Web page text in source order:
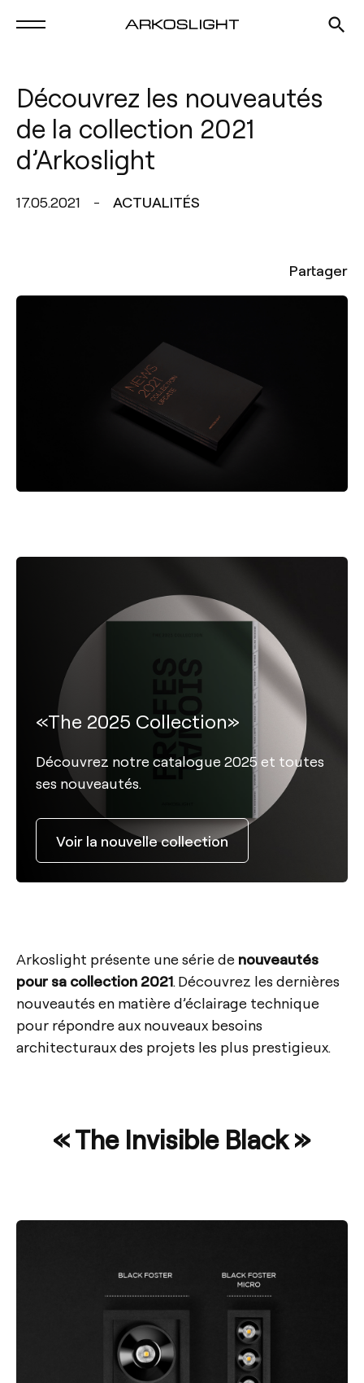
Découvrez les nouveautés
de la collection 2021
d’Arkoslight
17.05.2021 ACTUALITÉS
Partager
«The 2025 Collection»
Découvrez notre catalogue 2025 et toutes
ses nouveautés.
Voir la nouvelle collection
Arkoslight présente une série de nouveautés
pour sa collection 2021. Découvrez les dernières
nouveautés en matière d’éclairage technique
pour répondre aux nouveaux besoins
architecturaux des projets les plus prestigieux.
« The Invisible Black »